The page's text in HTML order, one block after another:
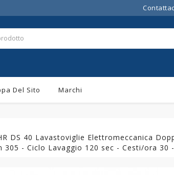
Del Sito Marchi
DS 40 Lavastoviglie Elettromeccanica
305 - Ciclo Lavaggio 120 sec - Cesti/ora 30